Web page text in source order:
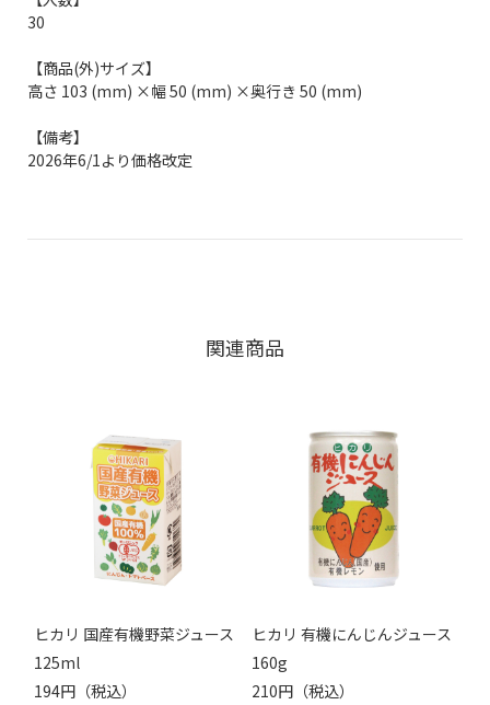
30
【商品(外)サイズ】
高さ 103 (mm) ×幅 50 (mm) ×奥行き 50 (mm)
【備考】
2026年6/1より価格改定
関連商品
ヒカリ 国産有機野菜ジュース
125ml
194円（税込）
ヒカリ 有機にんじんジュース
160g
210円（税込）